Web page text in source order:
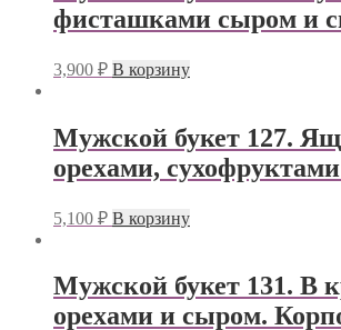
фисташками сыром и
3,900 ₽ В корзину
Мужской букет 127.
орехами,
5,100 ₽ В корзину
Мужской букет 131. В
орехами и сыром.